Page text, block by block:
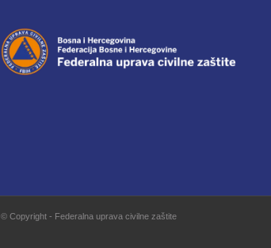
© Copyright - Federalna uprava civilne zaštite